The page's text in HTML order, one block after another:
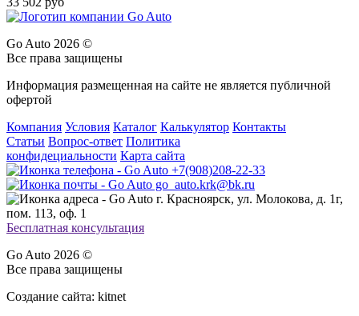
Go Auto 2026 ©
Все права защищены
Информация размещенная на сайте не является публичной
офертой
Компания Условия Каталог Калькулятор Контакты
Статьи Вопрос-ответ Политика
конфидециальности Карта сайта
+7(908)208-22-33
go_auto.krk@bk.ru
г. Красноярск, ул. Молокова, д. 1г,
пом. 113, оф. 1
Бесплатная консультация
Go Auto 2026 ©
Все права защищены
Создание сайта: kitnet